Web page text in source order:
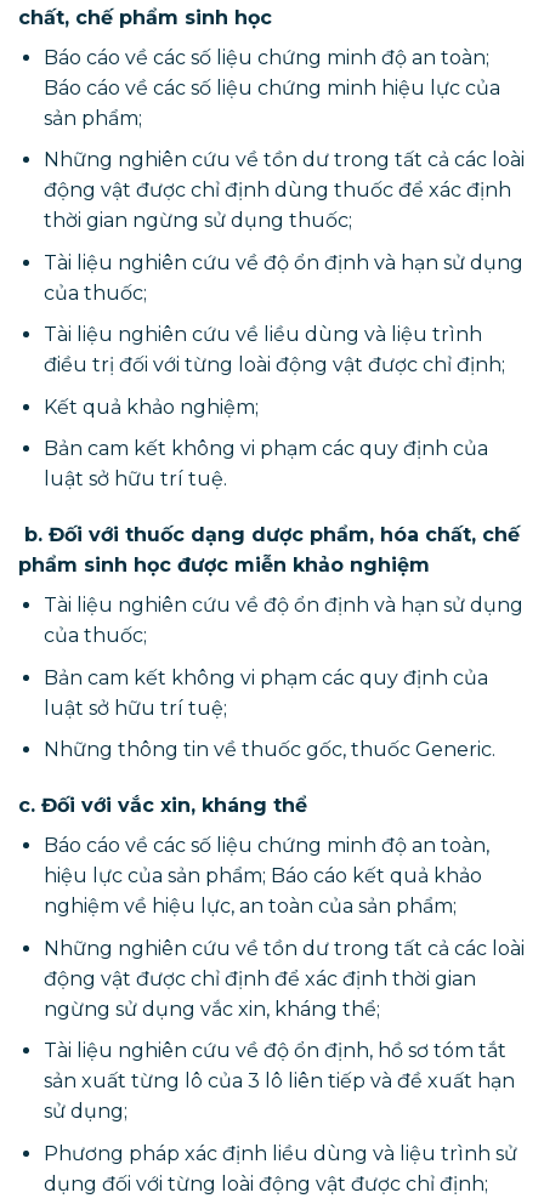
chất, chế phẩm sinh học
Báo cáo về các số liệu chứng minh độ an toàn;
Báo cáo về các số liệu chứng minh hiệu lực của
sản phẩm;
Những nghiên cứu về tồn dư trong tất cả các loài
động vật được chỉ định dùng thuốc để xác định
thời gian ngừng sử dụng thuốc;
Tài liệu nghiên cứu về độ ổn định và hạn sử dụng
của thuốc;
Tài liệu nghiên cứu về liều dùng và liệu trình
điều trị đối với từng loài động vật được chỉ định;
Kết quả khảo nghiệm;
Bản cam kết không vi phạm các quy định của
luật sở hữu trí tuệ.
b. Đối với thuốc dạng dược phẩm, hóa chất, chế
phẩm sinh học được miễn khảo nghiệm
Tài liệu nghiên cứu về độ ổn định và hạn sử dụng
của thuốc;
Bản cam kết không vi phạm các quy định của
luật sở hữu trí tuệ;
Những thông tin về thuốc gốc, thuốc Generic.
c. Đối với vắc xin, kháng thể
Báo cáo về các số liệu chứng minh độ an toàn,
hiệu lực của sản phẩm; Báo cáo kết quả khảo
nghiệm về hiệu lực, an toàn của sản phẩm;
Những nghiên cứu về tồn dư trong tất cả các loài
động vật được chỉ định để xác định thời gian
ngừng sử dụng vắc xin, kháng thể;
Tài liệu nghiên cứu về độ ổn định, hồ sơ tóm tắt
sản xuất từng lô của 3 lô liên tiếp và đề xuất hạn
sử dụng;
Phương pháp xác định liều dùng và liệu trình sử
dụng đối với từng loài động vật được chỉ định;